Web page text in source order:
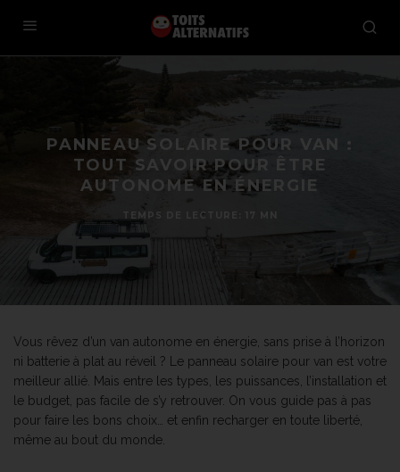
PANNEAU SOLAIRE POUR VAN :
TOUT SAVOIR POUR ÊTRE
AUTONOME EN ÉNERGIE
TEMPS DE LECTURE: 17 MN
Vous rêvez d’un van autonome en énergie, sans prise à l’horizon
ni batterie à plat au réveil ? Le panneau solaire pour van est votre
meilleur allié. Mais entre les types, les puissances, l’installation et
le budget, pas facile de s’y retrouver. On vous guide pas à pas
pour faire les bons choix… et enfin recharger en toute liberté,
même au bout du monde.